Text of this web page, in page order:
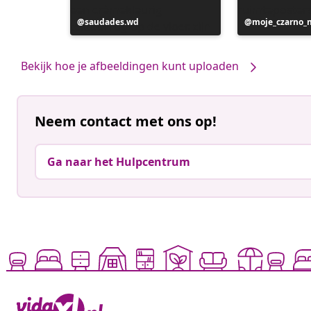
Bericht
gepubliceerd
saudades.wd
Bericht
gepubliceerd
Bekijk hoe je afbeeldingen kunt uploaden
Neem contact met ons op!
Ga naar het Hulpcentrum